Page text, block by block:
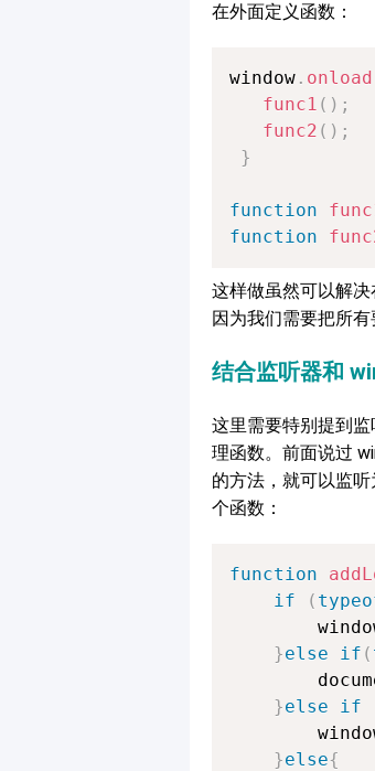
在外面定义函数：
window . onload
func1 ( ) ;
func2 ( ) ;
}
function
function
这样做虽然可以解
因为我们需要把所
结合监听器和
这里需要特别提到
理函数。前面说过
的方法，就可以监
个函数：
function
if
(
}else if (
}else if
}else{